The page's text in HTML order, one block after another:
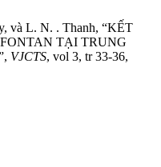
và L. N. . Thanh, “KẾT
TẠI TRUNG
VJCTS, vol 3, tr 33-36,